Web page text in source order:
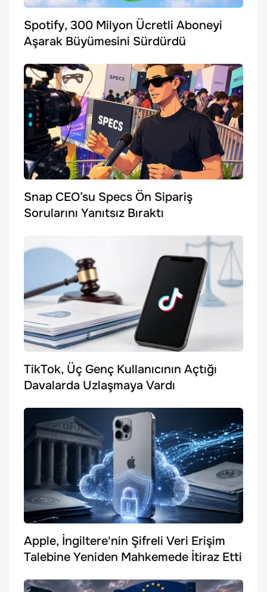
Spotify, 300 Milyon Ücretli Aboneyi
Aşarak Büyümesini Sürdürdü
Snap CEO’su Specs Ön Sipariş
Sorularını Yanıtsız Bıraktı
TikTok, Üç Genç Kullanıcının Açtığı
Davalarda Uzlaşmaya Vardı
Apple, İngiltere'nin Şifreli Veri Erişim
Talebine Yeniden Mahkemede İtiraz Etti